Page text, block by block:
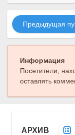
Предыдущая
Информация
Посетители,
оставлять
АРХИВ